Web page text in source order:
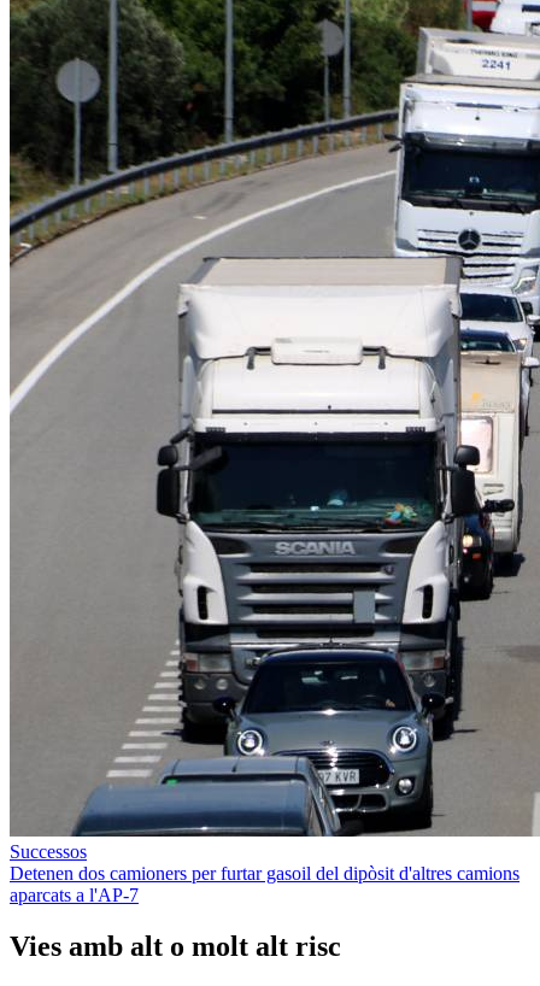
Successos
Detenen dos camioners per furtar gasoil del dipòsit d'altres camions
aparcats a l'AP-7
Vies amb alt o molt alt risc